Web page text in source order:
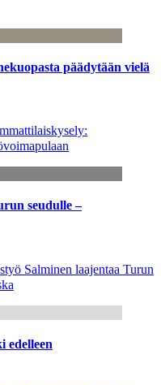
päädytään vielä
seudulle –
Salminen laajentaa Turun
edelleen